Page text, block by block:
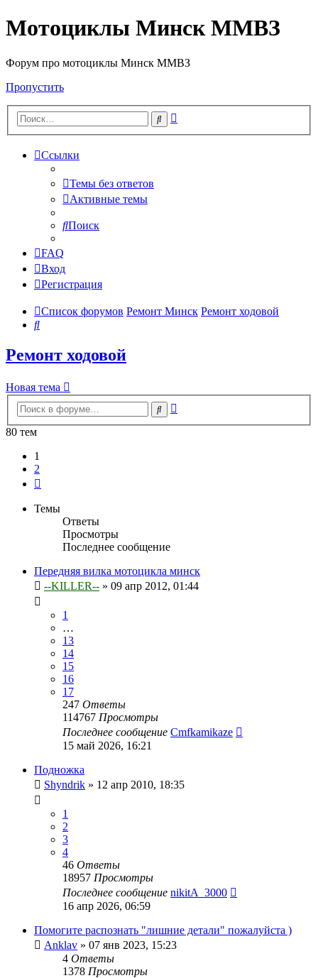
Мотоциклы Минск ММВЗ
Форум про мотоциклы Минск ММВЗ
Пропустить
Поиск
Ссылки
Темы без ответов
Активные темы
Поиск
FAQ
Вход
Регистрация
Список форумов Ремонт Минск Ремонт ходовой
Поиск
Ремонт ходовой
Новая тема
Поиск
80 тем
1
2
Темы
Ответы
Просмотры
Последнее сообщение
Передняя вилка мотоцикла минск
--KILLER-- » 09 апр 2012, 01:44
1
…
13
14
15
16
17
247 Ответы
114767 Просмотры
Последнее сообщение Cmfkamikaze
15 май 2026, 16:21
Подножка
Shyndrik » 12 апр 2010, 18:35
1
2
3
4
46 Ответы
18957 Просмотры
Последнее сообщение nikitA_3000
16 апр 2026, 06:59
Помогите распознать "лишние детали" пожалуйста )
Anklav » 07 янв 2023, 15:23
4 Ответы
1378 Просмотры